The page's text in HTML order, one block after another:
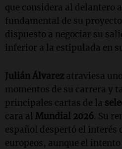
que considera al delantero
fundamental de su
dispuesto a negociar su
inferior a la estipulada en
Julián Álvarez atraviesa
momentos de su carrera y
principales cartas de la
cara al Mundial 2026. Su
español despertó el interés
europeos, aunque el